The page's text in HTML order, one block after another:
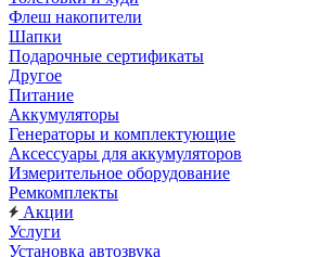
Флеш накопители
Шапки
Подарочные сертификаты
Другое
Питание
Аккумуляторы
Генераторы и комплектующие
Аксессуары для аккумуляторов
Измерительное оборудование
Ремкомплекты
Акции
Услуги
Установка автозвука